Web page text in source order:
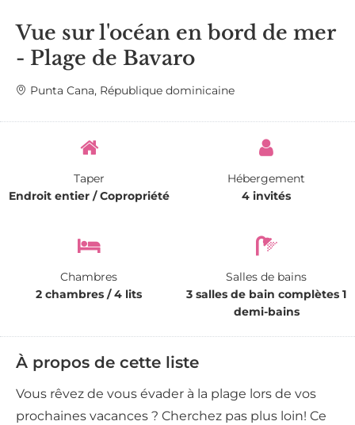
Vue sur l'océan en bord de mer
- Plage de Bavaro
Punta Cana, République dominicaine
Taper
Endroit entier / Copropriété
Hébergement
4 invités
Chambres
2 chambres / 4 lits
Salles de bains
3 salles de bain complètes 1
demi-bains
À propos de cette liste
Vous rêvez de vous évader à la plage lors de vos
prochaines vacances ? Cherchez pas plus loin! Ce